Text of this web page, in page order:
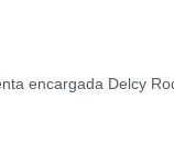
encargada Delcy